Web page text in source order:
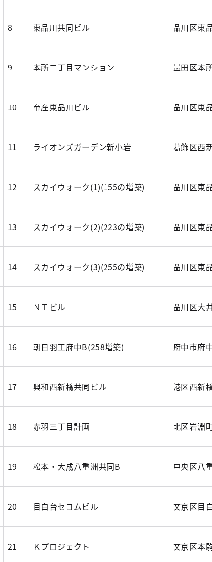
8 東品川共同ビル 品川区東
9 本所二丁目マンション 墨田区本
10 帝産東品川ビル 品川区東
11 ライオンズガーデン新小岩 葛飾区西
12 スカイウォーク(1)(155の増築) 品川区東
13 スカイウォーク(2)(223の増築) 品川区東
14 スカイウォーク(3)(255の増築) 品川区東
15 ＮＴビル 品川区大
16 朝日羽工府中B(258増築) 府中市府
17 興和西新橋共同ビル 港区西新
18 赤羽三丁目計画 北区岩淵
19 松本・大成八重洲共同B 中央区八
20 目白台セコムビル 文京区目
21 Ｋプロジェクト 文京区本